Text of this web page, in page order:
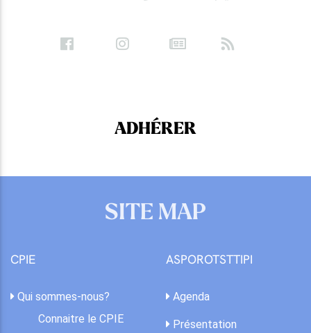
ADHÉRER
SITE MAP
CPIE
Qui sommes-nous?
Connaitre le CPIE
ASPOROTSTTIPI
Agenda
Présentation